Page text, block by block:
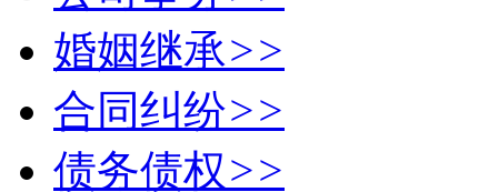
婚姻继承>>
合同纠纷>>
债务债权>>